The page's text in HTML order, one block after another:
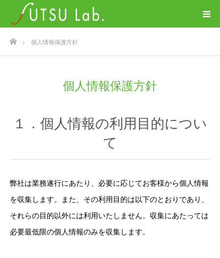
ホーム個人情報保護方針
個人情報保護方針
１．個人情報の利用目的につい
て
弊社は業務遂行にあたり、必要に応じてお客様から個人情報
を収集します。また、その利用目的は以下のとおりであり、
それらの目的以外には利用いたしません。収集にあたっては
必要最低限の個人情報のみを収集します。